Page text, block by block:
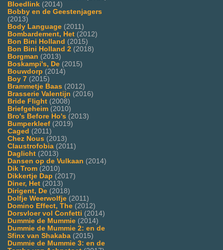
Bloedlink (2014)
Bobby en de Geestenjagers
(2013)
Body Language (2011)
Bombardement, Het (2012)
Bon Bini Holland (2015)
Bon Bini Holland 2 (2018)
Borgman (2013)
Boskampi's, De (2015)
Bouwdorp (2014)
Boy 7 (2015)
Brammetje Baas (2012)
Brasserie Valentijn (2016)
Bride Flight (2008)
Briefgeheim (2010)
Bro's Before Ho's (2013)
Bumperkleef (2019)
Caged (2011)
Chez Nous (2013)
Claustrofobia (2011)
Daglicht (2013)
Dansen op de Vulkaan (2014)
Dik Trom (2010)
Dikkertje Dap (2017)
Diner, Het (2013)
Dirigent, De (2018)
Dolfje Weerwolfje (2011)
Domino Effect, The (2012)
Dorsvloer vol Confetti (2014)
Dummie de Mummie (2014)
Dummie de Mummie 2: en de
Sfinx van Shakaba (2015)
Dummie de Mummie 3: en de